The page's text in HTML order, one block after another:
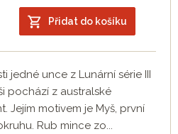
Přidat do košíku
jedné unce z Lunární série III
pochází z australské
Jejím motivem je Myš, první
Rub mince zo...